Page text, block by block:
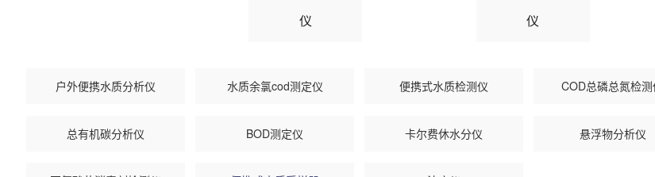
仪 仪
户外便携水质分析仪 水质余氯cod测定仪 便携式水质检测仪 COD总磷总氮检测
总有机碳分析仪 BOD测定仪 卡尔费休水分仪 悬浮物分析仪